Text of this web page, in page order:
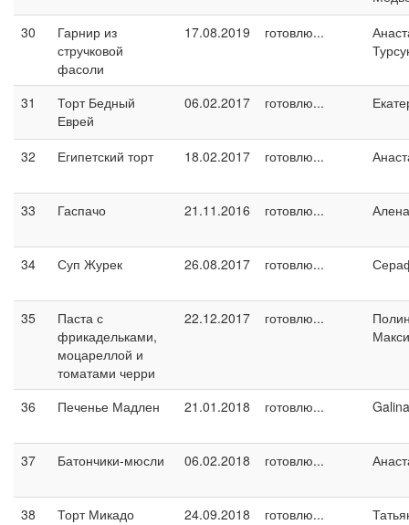
30
Гарнир из
стручковой
фасоли
17.08.2019 готовлю...
31
Торт Бедный
Еврей
06.02.2017 готовлю...
32 Египетский торт 18.02.2017 готовлю...
33 Гаспачо 21.11.2016 готовлю... Алена
34 Суп Журек 26.08.2017 готовлю...
35
Паста с
фрикадельками,
моцареллой и
томатами черри
22.12.2017 готовлю...
36 Печенье Мадлен 21.01.2018 готовлю...
37 Батончики-мюсли 06.02.2018 готовлю...
38 Торт Микадо 24.09.2018 готовлю...